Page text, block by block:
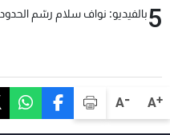
A+
A-
5بالفيديو: نواف سلام رسّم الحدود